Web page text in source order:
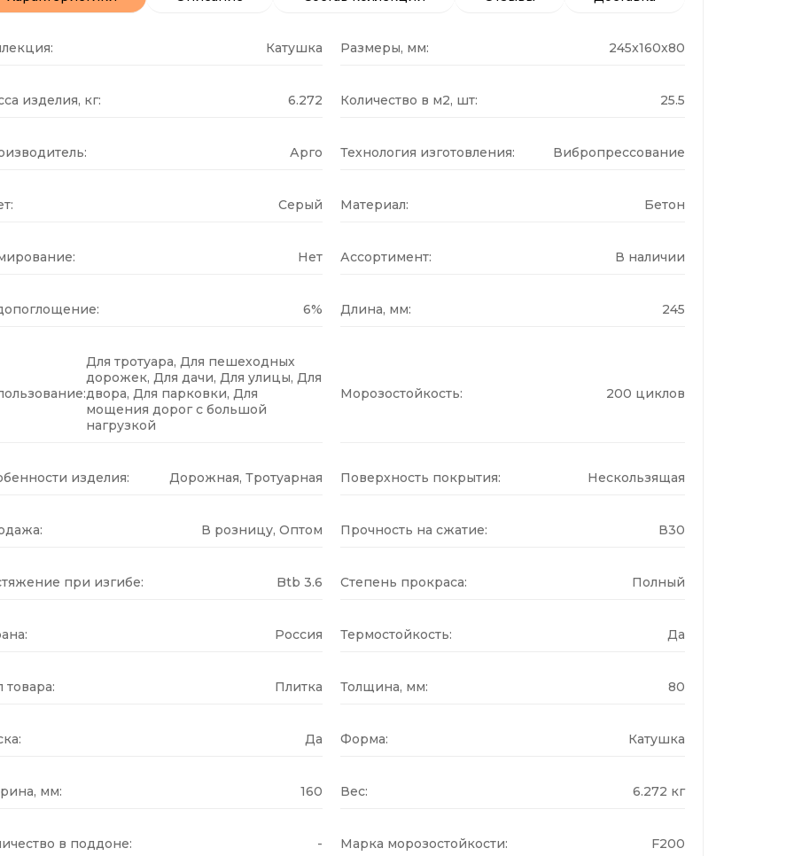
Катушка Размеры, мм: 245x160x80
изделия, кг: 6.272 Количество в м2, шт: 25.5
Арго Технология изготовления: Вибропрессование
Серый Материал: Бетон
Нет Ассортимент: В наличии
6% Длина, мм: 245
Для тротуара, Для пешеходных
дорожек, Для дачи, Для улицы, Для
двора, Для парковки, Для
мощения дорог с большой
нагрузкой
Морозостойкость: 200 циклов
изделия: Дорожная, Тротуарная Поверхность покрытия: Нескользящая
В розницу, Оптом Прочность на сжатие: В30
при изгибе: Btb 3.6 Степень прокраса: Полный
Россия Термостойкость: Да
товара: Плитка Толщина, мм: 80
Да Форма: Катушка
мм: 160 Вес: 6.272 кг
в поддоне: - Марка морозостойкости: F200